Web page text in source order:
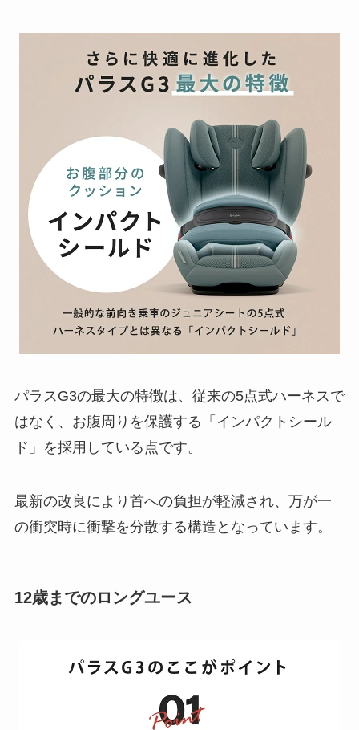
パラスG3の最大の特徴は、従来の5点式ハーネスで
はなく、お腹周りを保護する「インパクトシール
ド」を採用している点です。
最新の改良により首への負担が軽減され、万が一
の衝突時に衝撃を分散する構造となっています。
12歳までのロングユース